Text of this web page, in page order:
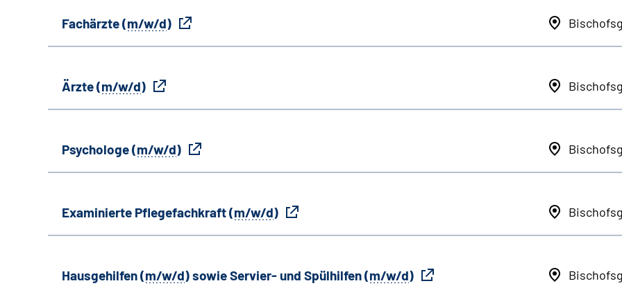
Fachärzte (m/w/d)
Ärzte (m/w/d)
Psychologe (m/w/d)
Examinierte Pflegefachkraft (m/w/d)
Hausgehilfen (m/w/d) sowie Servier- und Spülhilfen (m/w/d)